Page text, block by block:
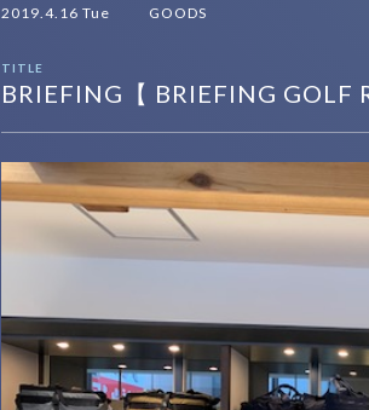
2019.4.16 Tue GOODS
TITLE
BRIEFING【 BRIEFING GOLF